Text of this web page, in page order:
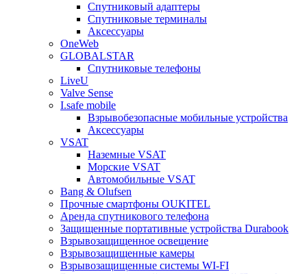
Спутниковый адаптеры
Спутниковые терминалы
Аксессуары
OneWeb
GLOBALSTAR
Спутниковые телефоны
LiveU
Valve Sense
I.safe mobile
Взрывобезопасные мобильные устройства
Аксессуары
VSAT
Наземные VSAT
Морские VSAT
Автомобильные VSAT
Bang & Olufsen
Прочные смартфоны OUKITEL
Аренда спутникового телефона
Защищенные портативные устройства Durabook
Взрывозащищенное освещение
Взрывозащищенные камеры
Взрывозащищенные системы WI-FI